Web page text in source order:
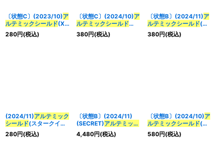
〔状態C〕(2023/10)ア
ルテミックシールド(Xレ
ア仕様/BSC41収録)
【C】{BS44-092}
280円(税込)
〔状態C〕(2024/10)ア
ルテミックシールド
(SEEDFREEDOMイラス
ト)【-】{BS44-092}
380円(税込)
〔状態B〕(2024/11)ア
ルテミックシールド(ゴ
ジライラスト)【-】
{BS44-092}《白》
380円(税込)
(2024/11)アルテミック
シールド(スタークイラ
スト)【C】{BS44-092}
《白》
280円(税込)
〔状態B〕(2024/11)
(SECRET)アルテミック
シールド (BS68収録)
【C-SEC】{BS44-
4,480円(税込)
〔状態B〕(2024/10)ア
ルテミックシールド(ホ
イル仕
様/SEEDFREEDOMイラ
580円(税込)